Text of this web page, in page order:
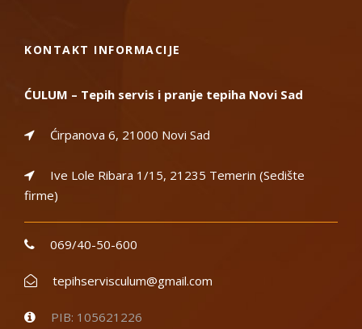
KONTAKT INFORMACIJE
ĆULUM – Tepih servis i pranje tepiha Novi Sad
Ćirpanova 6, 21000 Novi Sad
Ive Lole Ribara 1/15, 21235 Temerin (Sedište
firme)
069/40-50-600
tepihservisculum@gmail.com
PIB: 105621226